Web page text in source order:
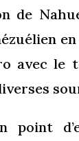
de
avec le
point